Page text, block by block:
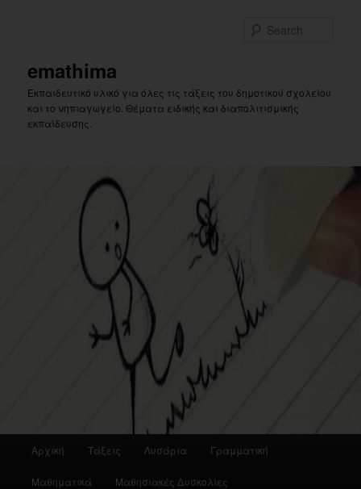
emathima
Εκπαιδευτικό υλικό για όλες τις τάξεις του δημοτικού σχολείου
και το νηπιαγωγείο. Θέματα ειδικής και διαπολιτισμικής
εκπαίδευσης.
Αρχική Τάξεις Λυσάρια Γραμματική
Μαθηματικά Μαθησιακές Δυσκολίες